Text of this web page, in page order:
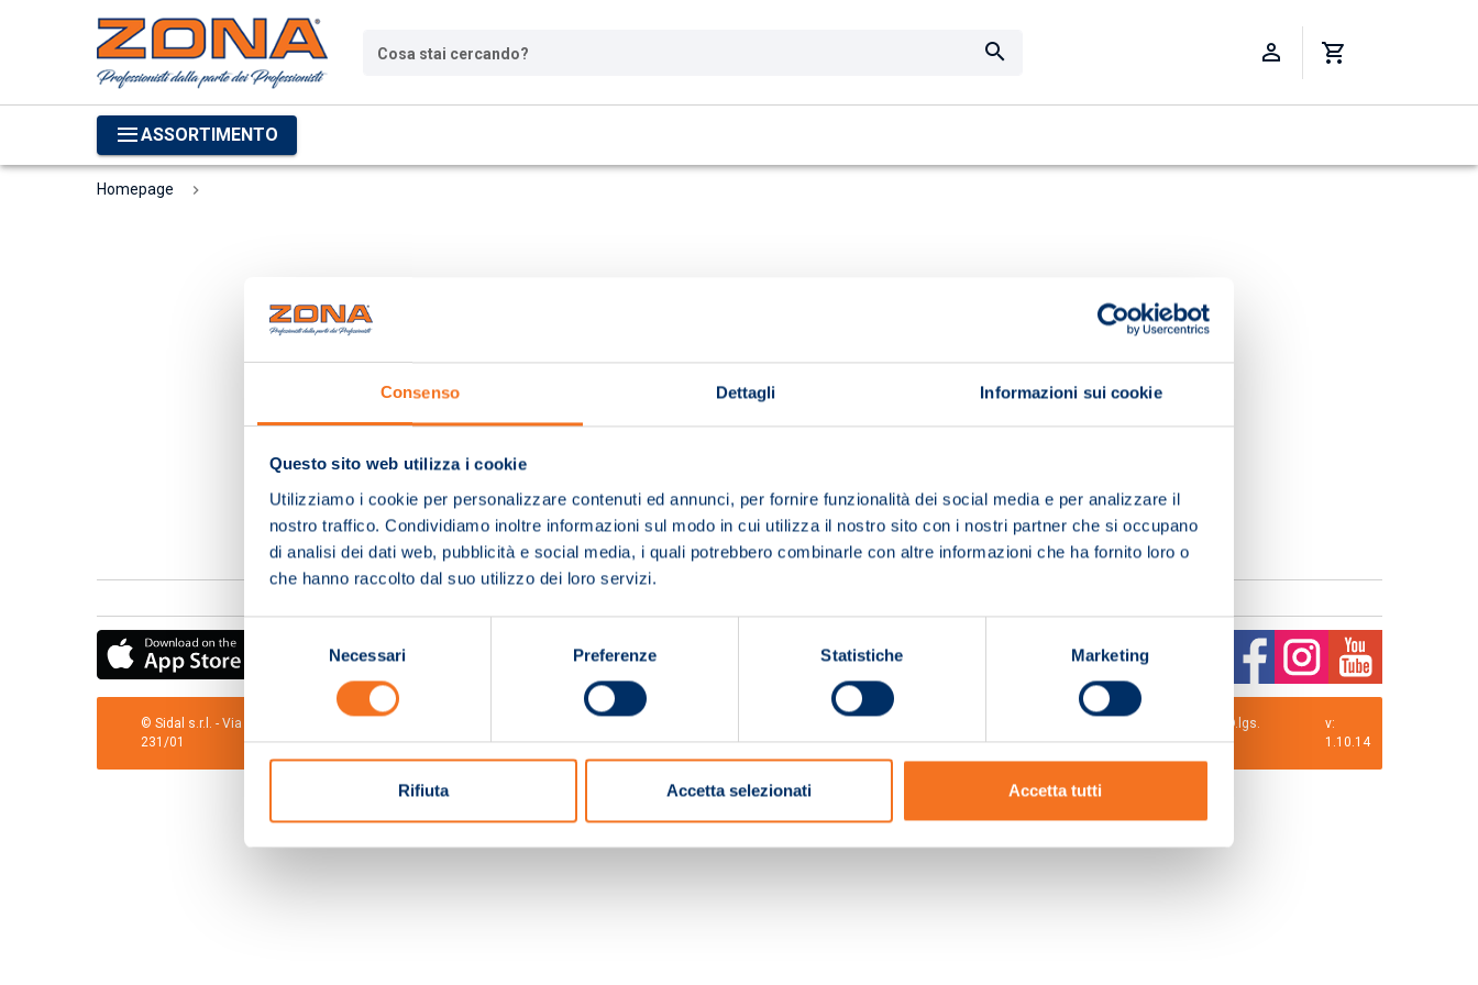
Consenso Dettagli Informazioni sui cookie
Questo sito web utilizza i cookie
Utilizziamo i cookie per personalizzare contenuti ed annunci, per fornire funzionalità dei social media e per analizzare il
nostro traffico. Condividiamo inoltre informazioni sul modo in cui utilizza il nostro sito con i nostri partner che si occupano
di analisi dei dati web, pubblicità e social media, i quali potrebbero combinarle con altre informazioni che ha fornito loro o
che hanno raccolto dal suo utilizzo dei loro servizi.
Selezione
consenso
Necessari Preferenze Statistiche Marketing
Rifiuta Accetta selezionati Accetta tutti
Cosa stai cercando?
ASSORTIMENTO
Homepage
© Sidal s.r.l. - Via S.Agostino,50, 51100 Pistoia - Cod.Fisc. e Registro Imprese Pistoia 01680210505 – R.E.A. n.155974 - Cap.Soc. € 2.000.000,00 i.v. La Società adotta il Codice Etico D.lgs.
231/01
v:
1.10.14